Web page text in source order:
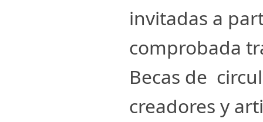
invitadas a
comprobada
Becas de
creadores y